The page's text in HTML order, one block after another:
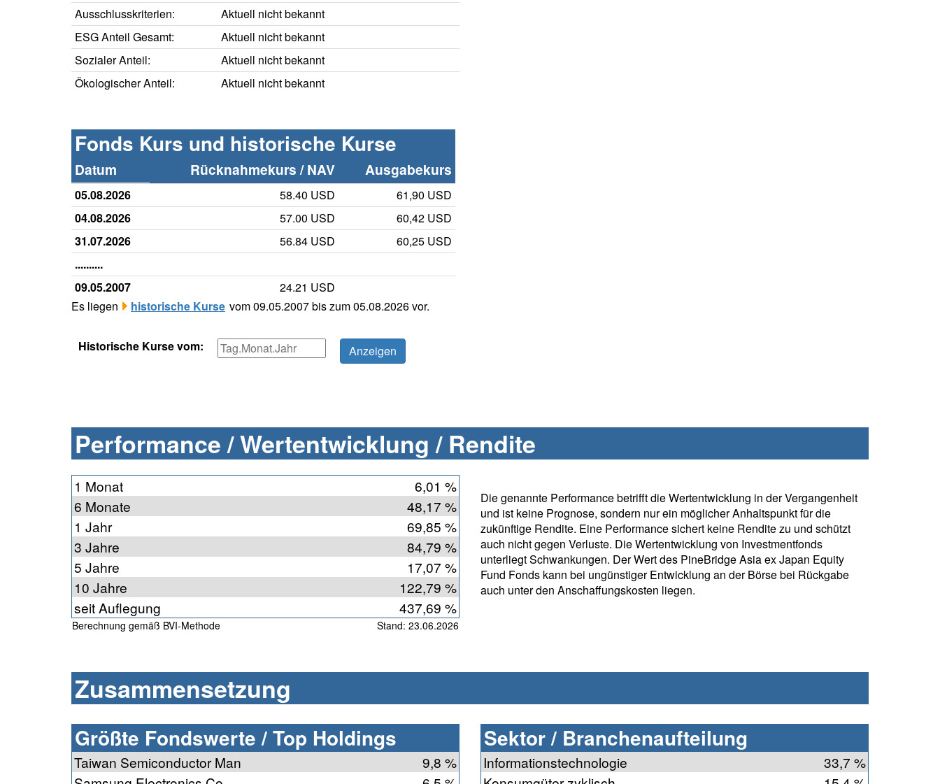
Ausschlusskriterien:
Aktuell nicht bekannt
ESG Anteil Gesamt:
Aktuell nicht bekannt
Sozialer Anteil:
Aktuell nicht bekannt
Ökologischer Anteil:
Aktuell nicht bekannt
Fonds Kurs und historische Kurse
Datum Rücknahmekurs / NAV Ausgabekurs
05.08.2026 58.40 USD
61,90 USD
04.08.2026
57.00 USD
60,42 USD
31.07.2026
56.84 USD
60,25 USD
..........
09.05.2007
24.21 USD
Es liegen
historische Kurse vom 09.05.2007 bis zum 05.08.2026 vor.
Historische Kurse vom:
Performance / Wertentwicklung / Rendite
1 Monat
6,01 %
6 Monate
48,17 %
1 Jahr
69,85 %
3 Jahre
84,79 %
5 Jahre
17,07 %
10 Jahre
122,79 %
seit Auflegung
437,69 %
Berechnung gemäß BVI-Methode Stand: 23.06.2026
Die genannte Performance betrifft die Wertentwicklung in der Vergangenheit
und ist keine Prognose, sondern nur ein möglicher Anhaltspunkt für die
zukünftige Rendite. Eine Performance sichert keine Rendite zu und schützt
auch nicht gegen Verluste. Die Wertentwicklung von Investmentfonds
unterliegt Schwankungen. Der Wert des PineBridge Asia ex Japan Equity
Fund Fonds kann bei ungünstiger Entwicklung an der Börse bei Rückgabe
auch unter den Anschaffungskosten liegen.
Zusammensetzung
Größte Fondswerte / Top Holdings
Taiwan Semiconductor Man
9,8 %
Sektor / Branchenaufteilung
Informationstechnologie
33,7 %